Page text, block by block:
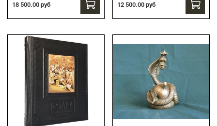
18 500.00 руб 12 500.00 руб